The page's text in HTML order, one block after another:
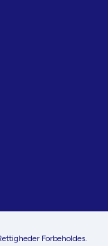
Forbeholdes.